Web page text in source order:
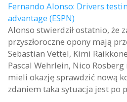
Fernando Alonso: Drivers
advantage (ESPN)
Alonso stwierdził ostatnio, że
przyszłoroczne opony mają
Sebastian Vettel, Kimi
Pascal Wehrlein, Nico
mieli okazję sprawdzić nową
zdaniem taka sytuacja jest po